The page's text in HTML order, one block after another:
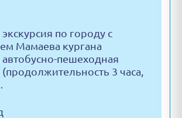
по городу с
Мамаева кургана
пешеходная
(продолжительность 3 часа,